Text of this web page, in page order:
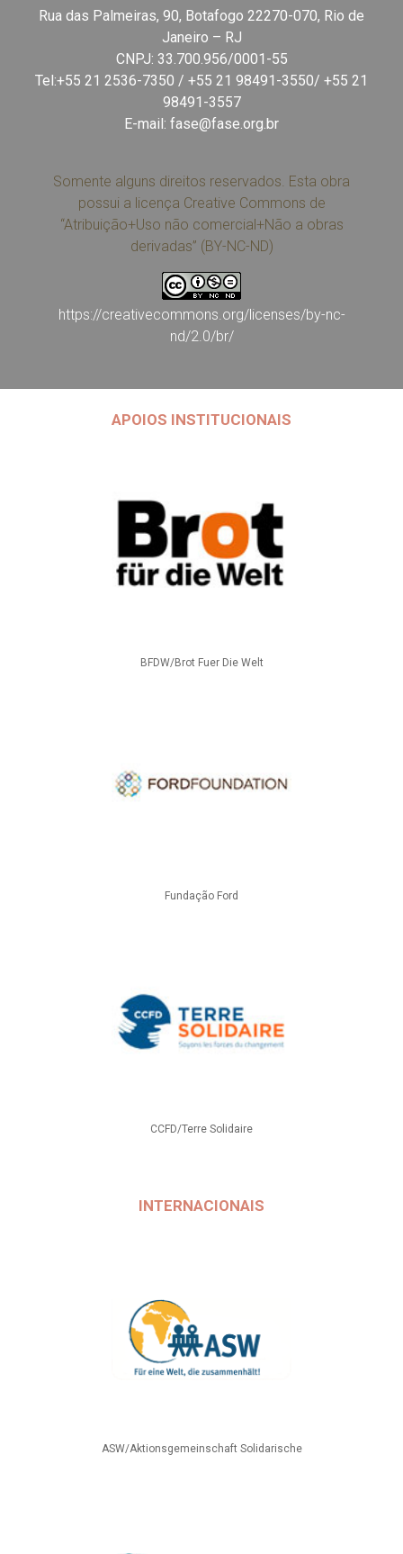
Rua das Palmeiras, 90, Botafogo 22270-070, Rio de
Janeiro – RJ
CNPJ: 33.700.956/0001-55
Tel:+55 21 2536-7350 / +55 21 98491-3550/ +55 21
98491-3557
E-mail: fase@fase.org.br
Somente alguns direitos reservados. Esta obra
possui a licença Creative Commons de
“Atribuição+Uso não comercial+Não a obras
derivadas” (BY-NC-ND)
https://creativecommons.org/licenses/by-nc-
nd/2.0/br/
APOIOS INSTITUCIONAIS
BFDW/Brot Fuer Die Welt
Fundação Ford
CCFD/Terre Solidaire
INTERNACIONAIS
ASW/Aktionsgemeinschaft Solidarische